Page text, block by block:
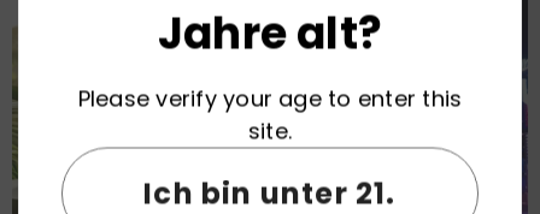
Jahre alt?
Please verify your age to enter this
site.
Ich bin unter 21.